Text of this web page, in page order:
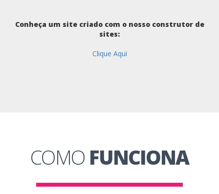
Conheça um site criado com o nosso construtor de
sites:
Clique Aqui
COMO FUNCIONA